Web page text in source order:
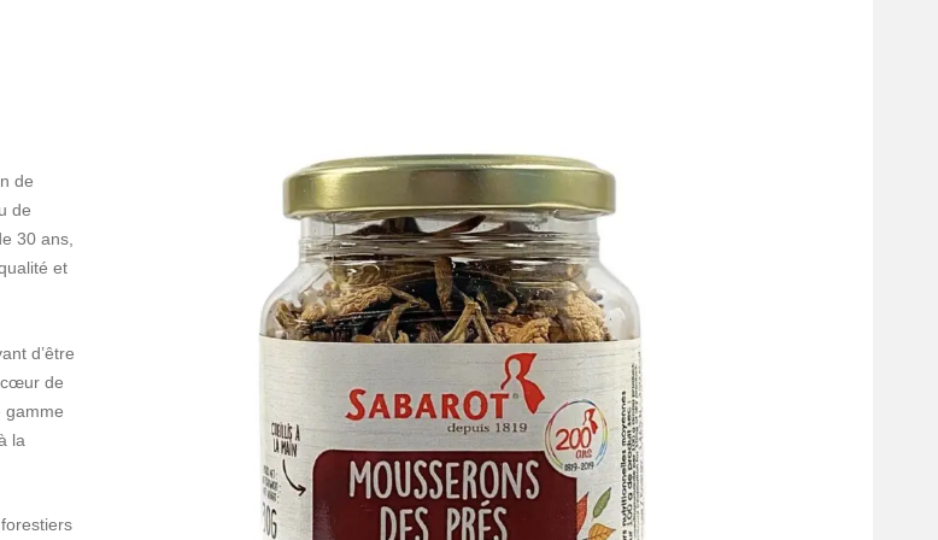
de
de
30 ans,
et
d’être
cœur de
gamme
la